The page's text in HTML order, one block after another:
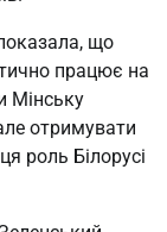
що
працює на
Мінську
отримувати
роль Білорусі